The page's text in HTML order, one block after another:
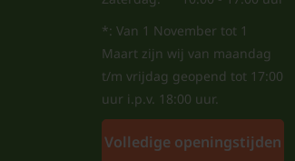
*: Van 1 November tot 1
Maart zijn wij van maandag
t/m vrijdag geopend tot 17:00
uur i.p.v. 18:00 uur.
Volledige openingstijden